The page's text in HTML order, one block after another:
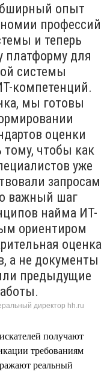
опыт
профессий
и теперь
платформу для
системы
компетенций.
мы готовы
оценки
тому, чтобы как
уже
запросам
важный шаг
найма ИТ-
ориентиром
оценка
а не документы
предыдущие
директор hh.ru
получают
требованиям
реальный